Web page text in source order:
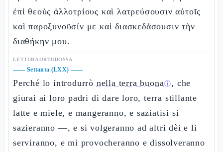
ἐπὶ θεοὺς ἀλλοτρίους καὶ λατρεύσουσιν αὐτοῖς
καὶ παροξυνοῦσίν με καὶ διασκεδάσουσιν τὴν
διαθήκην μου.
LETTURA ORTODOSSA
—— Settanta (LXX) ——
Perché lo introdurrò nella terra buonaⓘ, che
giurai ai loro padri di dare loro, terra stillante
latte e miele, e mangeranno, e saziatisi si
sazieranno —, e si volgeranno ad altri dèi e li
serviranno, e mi provocheranno e dissolveranno